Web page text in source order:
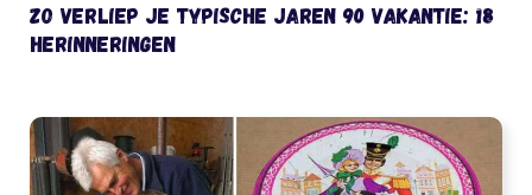
Zo verliep je typische jaren 90 vakantie: 18
herinneringen